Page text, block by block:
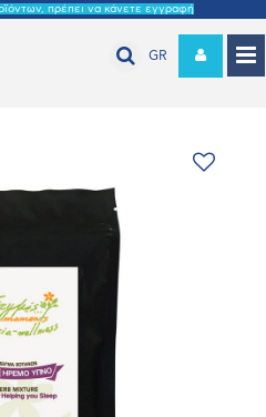
πρέπει να κάνετε εγγραφή
GR